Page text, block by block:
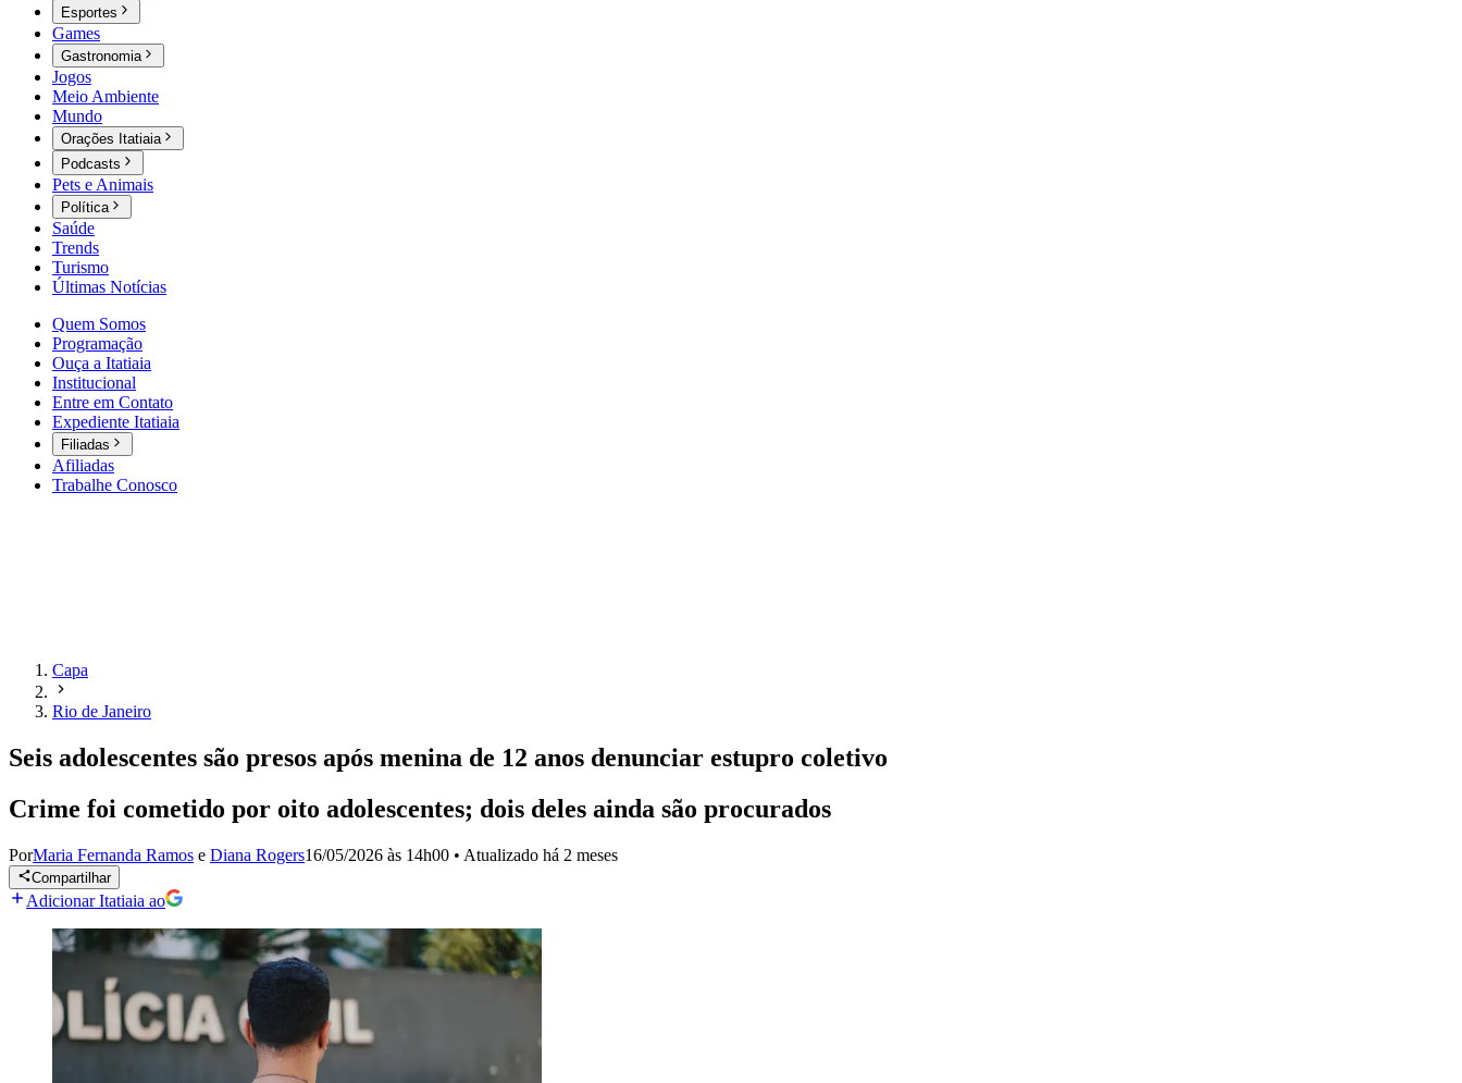
Esportes
Games
Gastronomia
Jogos
Meio Ambiente
Mundo
Orações Itatiaia
Podcasts
Pets e Animais
Política
Saúde
Trends
Turismo
Últimas Notícias
Quem Somos
Programação
Ouça a Itatiaia
Institucional
Entre em Contato
Expediente Itatiaia
Filiadas
Afiliadas
Trabalhe Conosco
Capa
Rio de Janeiro
Seis adolescentes são presos após menina de 12 anos denunciar estupro coletivo
Crime foi cometido por oito adolescentes; dois deles ainda são procurados
PorMaria Fernanda Ramos e Diana Rogers16/05/2026 às 14h00 • Atualizado há 2 meses
Compartilhar
Adicionar Itatiaia ao